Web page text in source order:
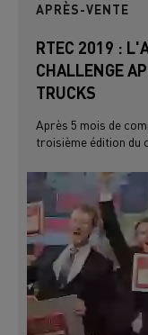
APRÈS-VENTE
RTEC 2019 :
CHALLENGE
TRUCKS
Après 5 mois de
troisième édition du